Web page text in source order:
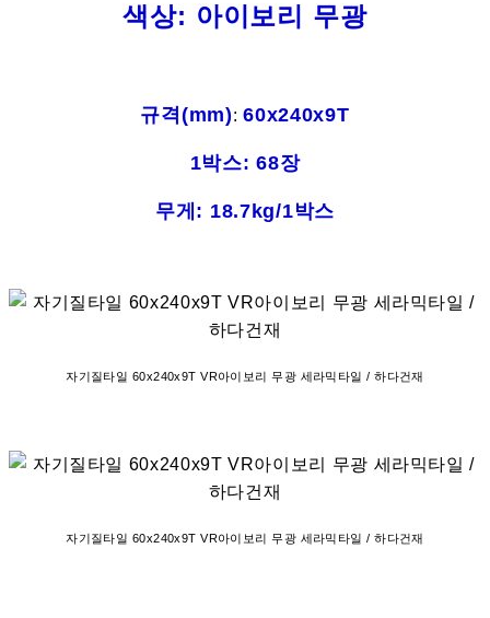
색상: 아이보리 무광
규격(mm):60x240x9T
1박스: 68장
무게: 18.7kg/1박스
자기질타일 60x240x9T VR아이보리 무광 세라믹타일 / 하다건재
자기질타일 60x240x9T VR아이보리 무광 세라믹타일 / 하다건재